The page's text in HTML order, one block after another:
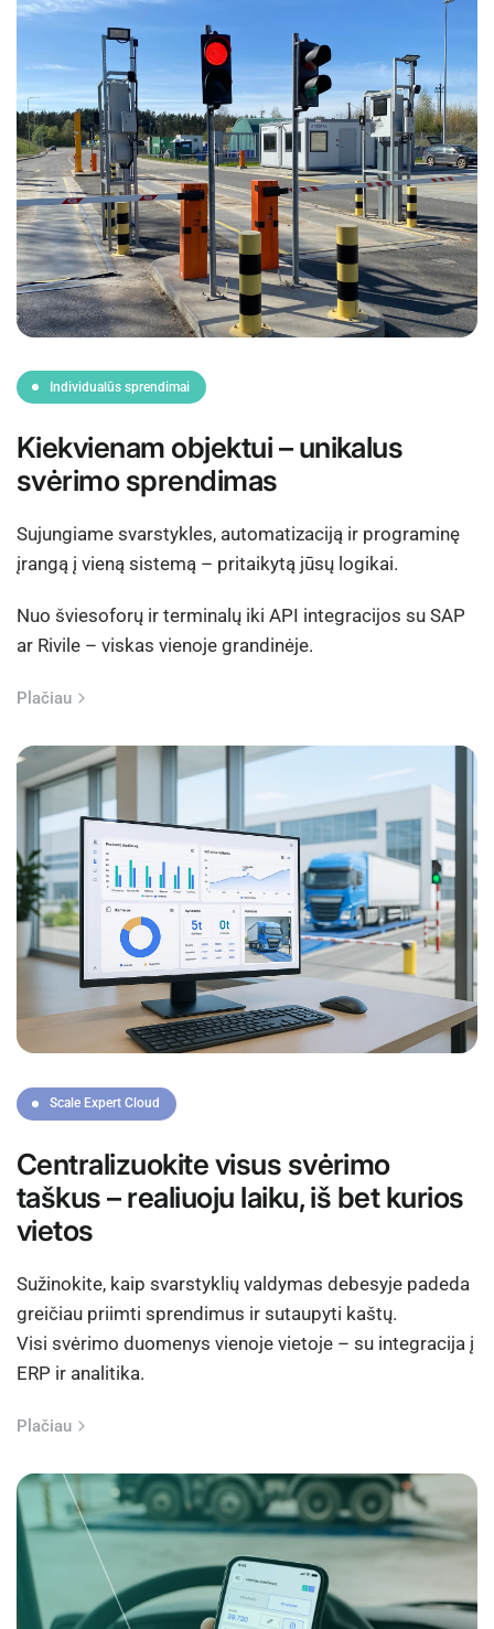
Individualūs sprendimai
Kiekvienam objektui – unikalus
svėrimo sprendimas
Sujungiame svarstykles, automatizaciją ir programinę
įrangą į vieną sistemą – pritaikytą jūsų logikai.
Nuo šviesoforų ir terminalų iki API integracijos su SAP
ar Rivile – viskas vienoje grandinėje.
Plačiau
Scale Expert Cloud
Centralizuokite visus svėrimo
taškus – realiuoju laiku, iš bet kurios
vietos
Sužinokite, kaip svarstyklių valdymas debesyje padeda
greičiau priimti sprendimus ir sutaupyti kaštų.
Visi svėrimo duomenys vienoje vietoje – su integracija į
ERP ir analitika.
Plačiau